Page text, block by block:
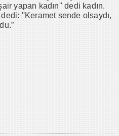
yapan kadın'' dedi kadın.
''Keramet sende olsaydı,